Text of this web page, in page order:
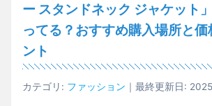
ー スタンドネック ジャケット
ってる？おすすめ購入場所と価
ント
カテゴリ: ファッション ｜最終更新日: